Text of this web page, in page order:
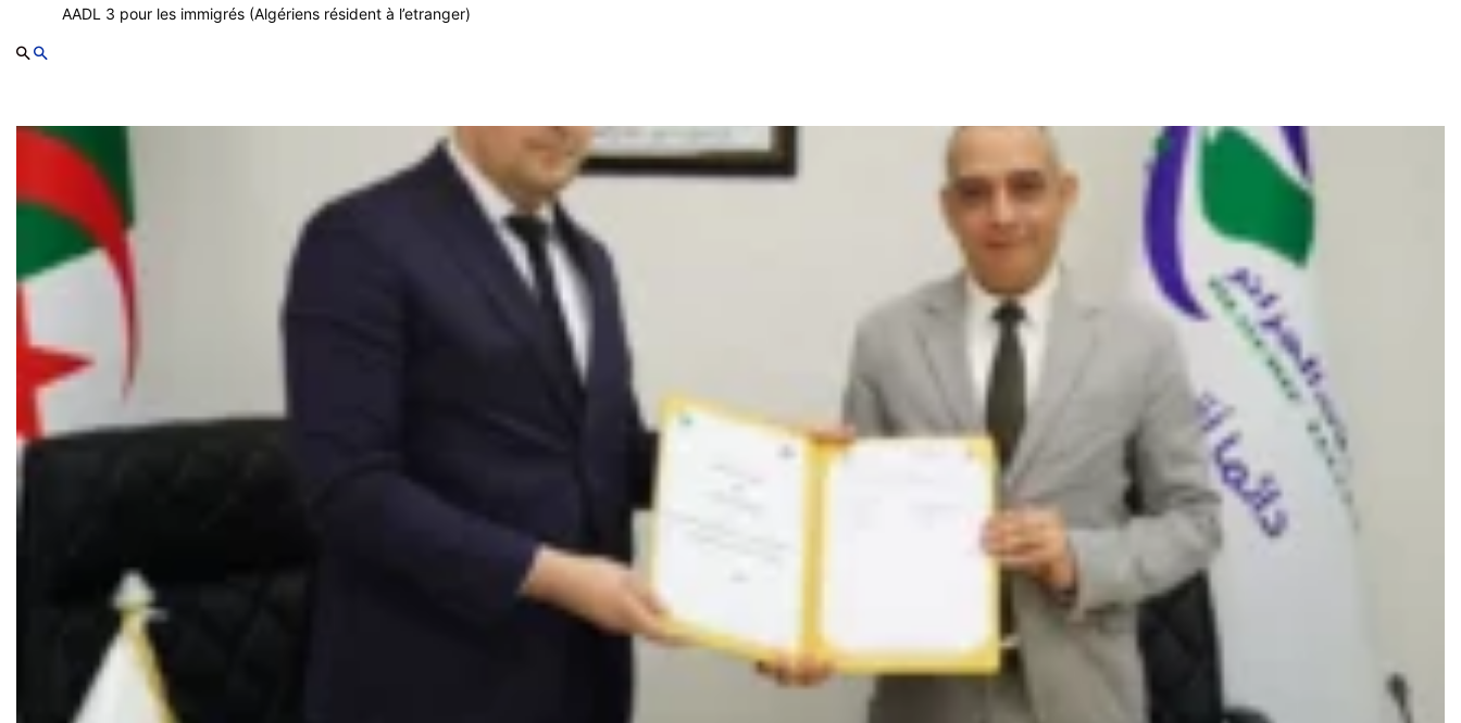
AADL 3 pour les immigrés (Algériens résident à l’etranger)